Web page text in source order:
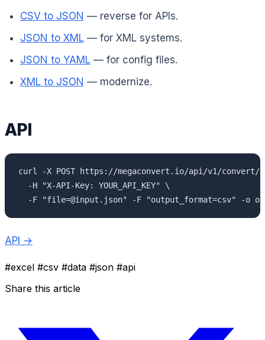
CSV to JSON — reverse for APIs.
JSON to XML— for XML systems.
JSON to YAML— for config files.
XML to JSON — modernize.
API
curl -X POST https://megaconvert.io/api/v1/convert/
  -H "X-API-Key: YOUR_API_KEY" \
-F "file=@input.json" -F "output_format=csv" -o
API →
#excel #csv #data #json #api
Share this article